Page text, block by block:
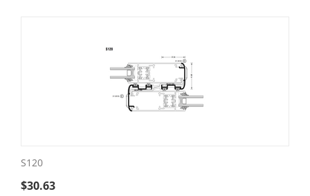
S120
$30.63